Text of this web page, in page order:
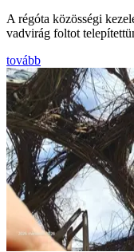
A régóta közösségi
vadvirág foltot
tovább